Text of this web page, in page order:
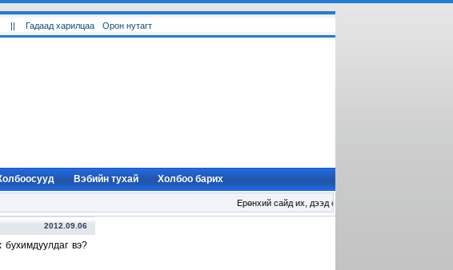
|| Гадаад харилцаа Орон нутагт
Вэбийн тухай Холбоо барих
Ерөнхий сайд их, дээд сургуулийн удирдлагуудтай
2012.09.06
вэ?